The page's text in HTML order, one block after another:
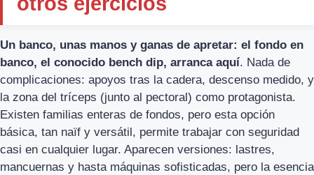
Un banco, unas manos y ganas de apretar: el fondo en
banco, el conocido bench dip, arranca aquí. Nada de
complicaciones: apoyos tras la cadera, descenso medido, y
la zona del tríceps (junto al pectoral) como protagonista.
Existen familias enteras de fondos, pero esta opción
básica, tan naïf y versátil, permite trabajar con seguridad
casi en cualquier lugar. Aparecen versiones: lastres,
mancuernas y hasta máquinas sofisticadas, pero la esencia